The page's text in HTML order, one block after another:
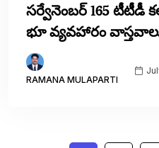
సర్వేనెంబర్ 165 టీటీడీ
భూ వ్యవహారం
RAMANA MULAPARTI